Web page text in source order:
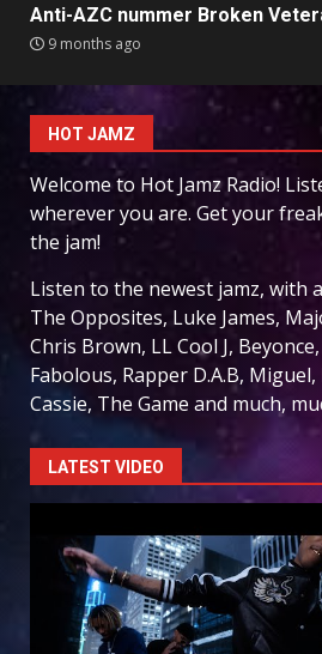
Anti-AZC nummer Broken
9 months ago
HOT JAMZ
Welcome to Hot Jamz Radio!
wherever you are. Get your
the jam!
Listen to the newest jamz, with
The Opposites, Luke James,
Chris Brown, LL Cool J,
Fabolous, Rapper D.A.B,
Cassie, The Game and much,
LATEST VIDEO